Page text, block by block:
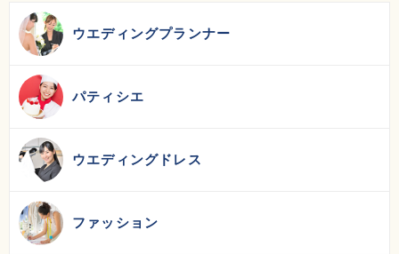
ウエディングプランナー
パティシエ
ウエディングドレス
ファッション